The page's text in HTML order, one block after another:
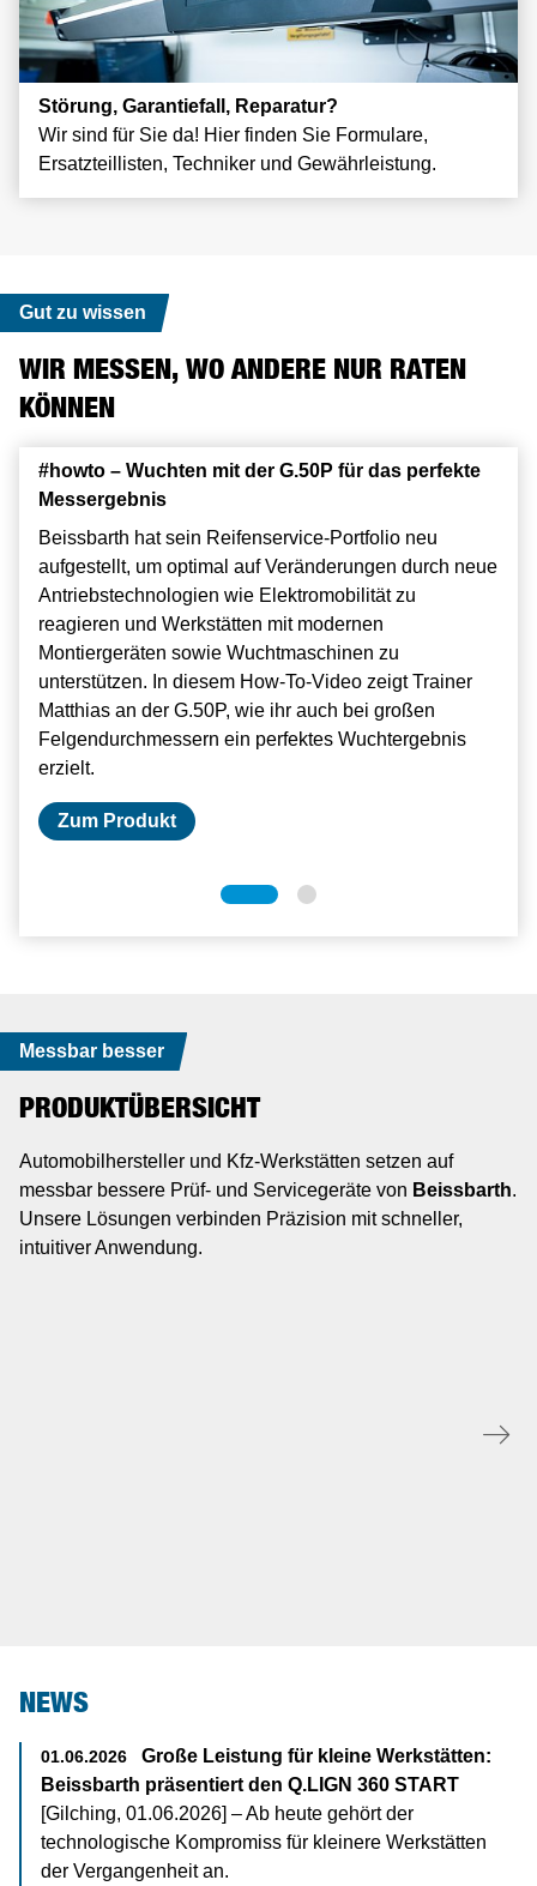
Störung, Garantiefall, Reparatur?
Wir sind für Sie da! Hier finden Sie Formulare,
Ersatzteillisten, Techniker und Gewährleistung.
Gut zu wissen
WIR MESSEN, WO ANDERE NUR RATEN
KÖNNEN
#howto – Sauber Montieren mit der AKIMBO MK2
Harte Gummis, teure Felgen? Kein Problem für die
Akimbo. In diesem How-To-Video zeigt unser Trainer
Matthias wie man mit der Akimbo Mk2 auch die
härtesten Pneus schadenfrei aufzieht.
Zum Produkt
#howto – Wuchten mit der G.50P für das perfekte
Messergebnis
Beissbarth hat sein Reifenservice-Portfolio neu
aufgestellt, um optimal auf Veränderungen durch neue
Antriebstechnologien wie Elektromobilität zu
reagieren und Werkstätten mit modernen
Montiergeräten sowie Wuchtmaschinen zu
unterstützen. In diesem How-To-Video zeigt Trainer
Matthias an der G.50P, wie ihr auch bei großen
Felgendurchmessern ein perfektes Wuchtergebnis
erzielt.
Zum Produkt
#howto – Sauber Montieren mit der AKIMBO MK2
Harte Gummis, teure Felgen? Kein Problem für die
Akimbo. In diesem How-To-Video zeigt unser Trainer
Matthias wie man mit der Akimbo Mk2 auch die
härtesten Pneus schadenfrei aufzieht.
Zum Produkt
#howto – Wuchten mit der G.50P für das perfekte
Messergebnis
Beissbarth hat sein Reifenservice-Portfolio neu
aufgestellt, um optimal auf Veränderungen durch neue
Antriebstechnologien wie Elektromobilität zu
reagieren und Werkstätten mit modernen
Montiergeräten sowie Wuchtmaschinen zu
unterstützen. In diesem How-To-Video zeigt Trainer
Matthias an der G.50P, wie ihr auch bei großen
Felgendurchmessern ein perfektes Wuchtergebnis
erzielt.
Zum Produkt
Messbar besser
PRODUKTÜBERSICHT
Automobilhersteller und Kfz-Werkstätten setzen auf
messbar bessere Prüf- und Servicegeräte von Beissbarth.
Unsere Lösungen verbinden Präzision mit schneller,
intuitiver Anwendung.
NEWS
01.06.2026
Große Leistung für kleine Werkstätten:
Beissbarth präsentiert den Q.LIGN 360 START
[Gilching, 01.06.2026] – Ab heute gehört der
technologische Kompromiss für kleinere Werkstätten
der Vergangenheit an.